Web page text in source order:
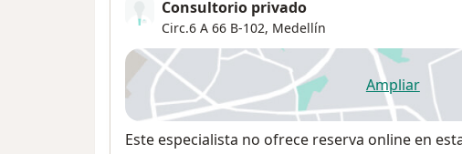
Consultorio privado
Circ.6 A 66 B-102, Medellín
Ampliar
se abre
Disponibilidad
Este especialista no ofrece reserva online en